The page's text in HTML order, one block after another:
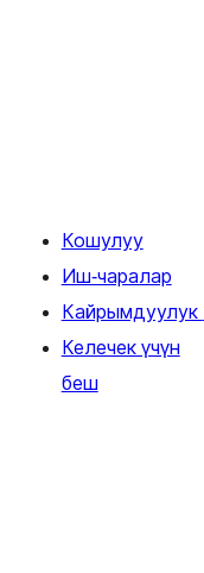
Кошулуу
Иш-чаралар
Кайрымдуулук
Келечек үчүн
беш